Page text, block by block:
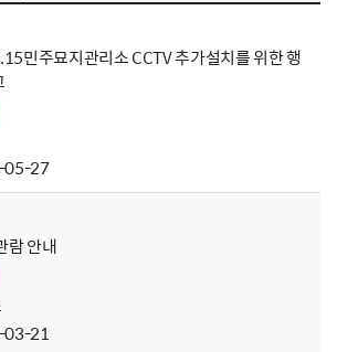
민주묘지관리소 CCTV 추가설치를 위한 행
27
람 안내
21